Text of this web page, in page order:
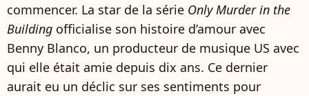
commencer. La star de la série Only Murder in the
Building officialise son histoire d’amour avec
Benny Blanco, un producteur de musique US avec
qui elle était amie depuis dix ans. Ce dernier
aurait eu un déclic sur ses sentiments pour